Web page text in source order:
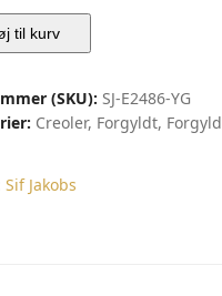
til kurv
(SKU): SJ-E2486-YG
Creoler, Forgyldt,
Sif Jakobs